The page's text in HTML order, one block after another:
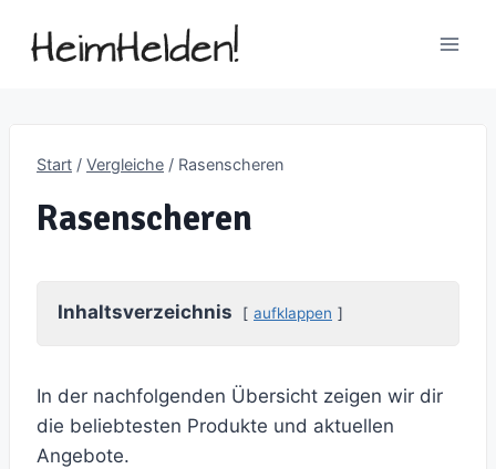
Inhalt
Start / Vergleiche / Rasenscheren
Rasenscheren
Inhaltsverzeichnis aufklappen
In der nachfolgenden Übersicht zeigen wir dir
die beliebtesten Produkte und aktuellen
Angebote.